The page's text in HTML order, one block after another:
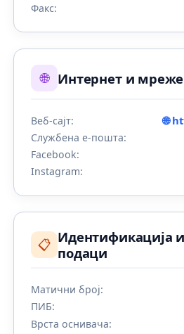
Факс:
🌐 Интернет и мреже
Веб-сајт: 🌐
Службена е-пошта:
Facebook:
Instagram:
📋 Идентификација
подаци
Матични број:
ПИБ:
Врста оснивача: